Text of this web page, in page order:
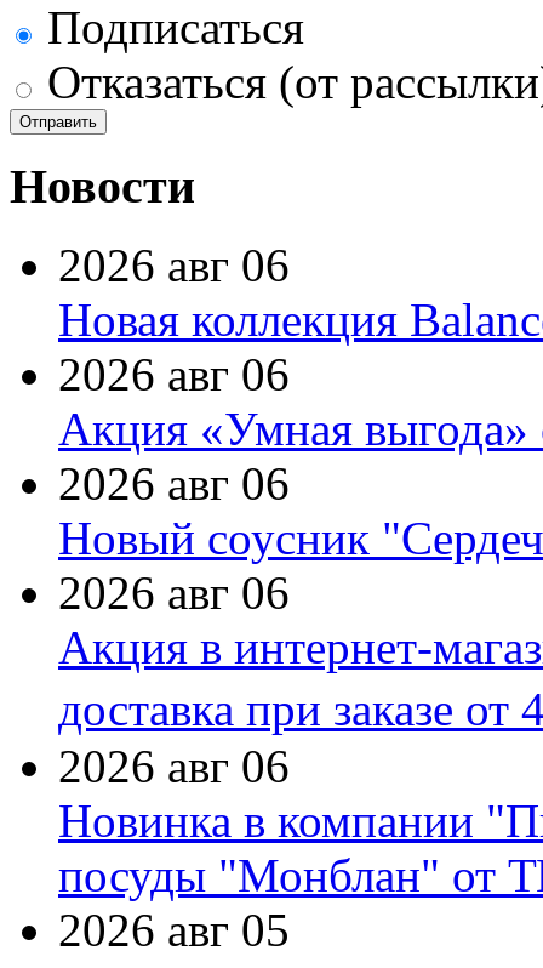
Подписаться
Отказаться (от
Новости
2026 авг 06
Новая коллекция
2026 авг 06
Акция «Умная выгода»
2026 авг 06
Новый соусник
2026 авг 06
Акция в интернет-
доставка при заказе от
2026 авг 06
Новинка в компании
посуды "Монблан" от
2026 авг 05